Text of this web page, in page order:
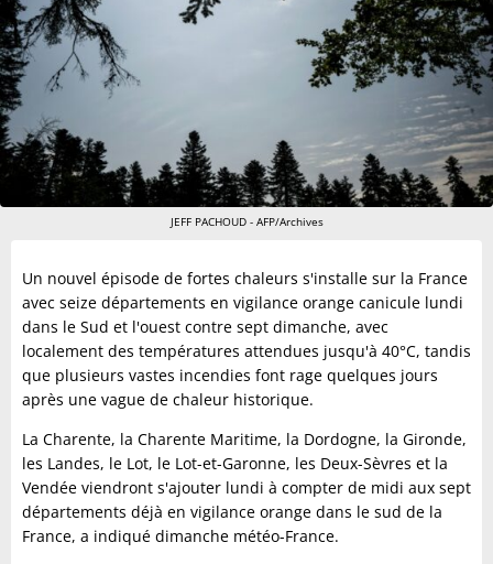
JEFF PACHOUD - AFP/Archives
Un nouvel épisode de fortes chaleurs s'installe sur la France
avec seize départements en vigilance orange canicule lundi
dans le Sud et l'ouest contre sept dimanche, avec
localement des températures attendues jusqu'à 40°C, tandis
que plusieurs vastes incendies font rage quelques jours
après une vague de chaleur historique.
La Charente, la Charente Maritime, la Dordogne, la Gironde,
les Landes, le Lot, le Lot-et-Garonne, les Deux-Sèvres et la
Vendée viendront s'ajouter lundi à compter de midi aux sept
départements déjà en vigilance orange dans le sud de la
France, a indiqué dimanche météo-France.